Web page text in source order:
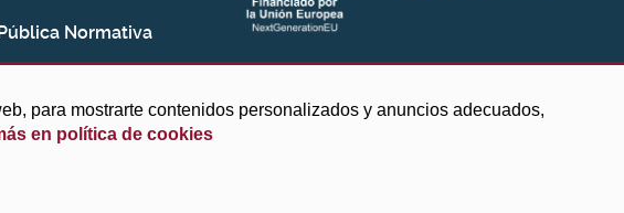
para mostrarte contenidos personalizados y anuncios adecuados,
en política de cookies
Normativa